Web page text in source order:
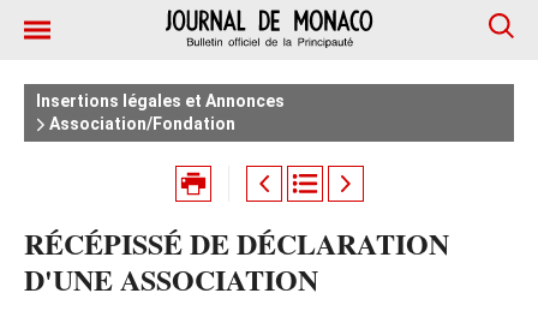
Insertions légales et Annonces
Association/Fondation
RÉCÉPISSÉ DE DÉCLARATION
D'UNE ASSOCIATION